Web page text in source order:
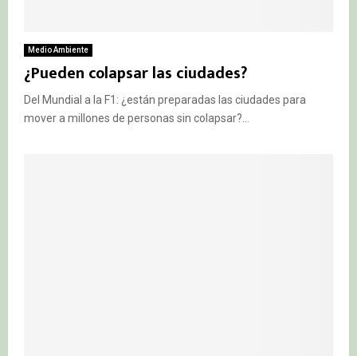
Medio Ambiente
¿Pueden colapsar las ciudades?
Del Mundial a la F1: ¿están preparadas las ciudades para
mover a millones de personas sin colapsar?...